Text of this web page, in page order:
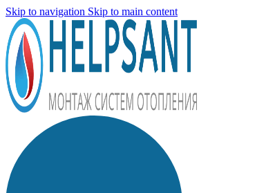
Skip to navigation Skip to main content